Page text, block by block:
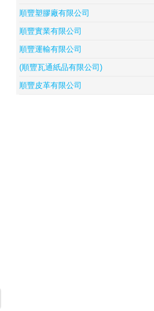
順豐塑膠廠有限公司
順豐實業有限公司
順豐運輸有限公司
(順豐瓦通紙品有限公司)
順豐皮革有限公司